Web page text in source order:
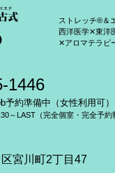
ストレッチ®＆
西洋医学✕東洋
✕アロマテラピ
1446
約準備中（女性利用可）
～LAST（完全個室・完全予約
宮川町2丁目47